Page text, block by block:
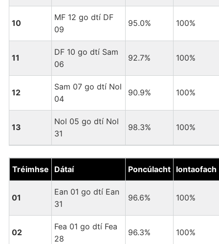
10
MF 12 go dtí DF
09
95.0% 100%
11
DF 10 go dtí Sam
06
92.7% 100%
12
Sam 07 go dtí Nol
04
90.9% 100%
13
Nol 05 go dtí Nol
31
98.3% 100%
Tréimhse Dátaí Poncúlacht Iontaofach
01
Ean 01 go dtí Ean
31
96.6% 100%
02
Fea 01 go dtí Fea
28
96.3% 100%